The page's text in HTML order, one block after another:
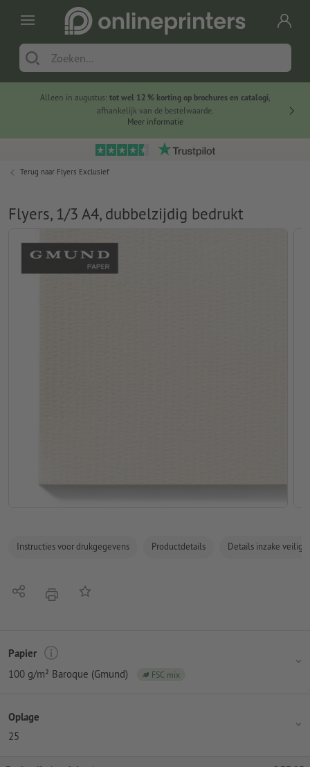
Alleen in augustus: tot wel 12 % korting op brochures en catalogi,
afhankelijk van de bestelwaarde.
Meer informatie
Terug naar Flyers Exclusief
Flyers, 1/3 A4, dubbelzijdig bedrukt
Instructies voor drukgegevens Productdetails Details inzake
Delen afdrukkenOp de lijst
Papier
100 g/m² Baroque (Gmund)
FSC mix
Oplage
25